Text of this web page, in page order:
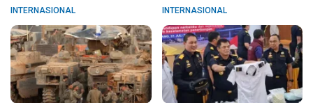
INTERNASIONAL INTERNASIONAL